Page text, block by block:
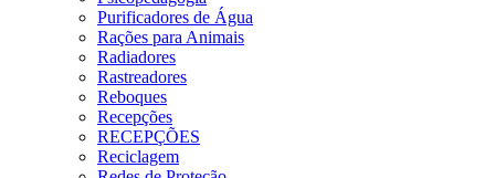
Purificadores de Água
Rações para Animais
Radiadores
Rastreadores
Reboques
Recepções
RECEPÇÕES
Reciclagem